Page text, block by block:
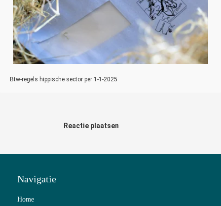
Btw-regels hippische sector per 1-1-2025
Reactie plaatsen
Navigatie
Home